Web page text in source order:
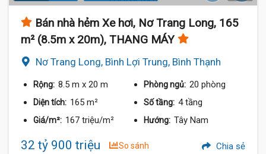
Bán nhà hẻm Xe hơi, Nơ Trang Long, 165
m² (8.5m x 20m), THANG MÁY
Nơ Trang Long, Bình Lợi Trung, Bình Thạnh
Rộng: 8.5 m x 20 m Phòng ngủ: 20 phòng
Diện tích: 165 m² Số tầng: 4 tầng
Giá/m²: 167 triệu/m² Hướng: Tây Nam
32 tỷ 900 triệu So sánh Chia sẻ